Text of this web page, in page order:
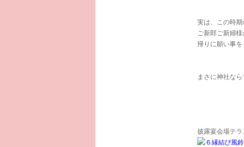
実は、この時
ご新郎ご新婦
帰りに願い事
まさに神社な
披露宴会場テ